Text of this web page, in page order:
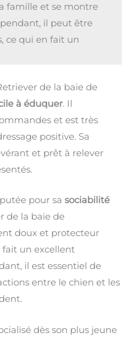
famille et se montre
il peut être
ce qui en fait un
de la baie de
à éduquer. Il
et est très
positive. Sa
et prêt à relever
pour sa sociabilité
de la baie de
doux et protecteur
fait un excellent
il est essentiel de
entre le chien et les
dès son plus jeune